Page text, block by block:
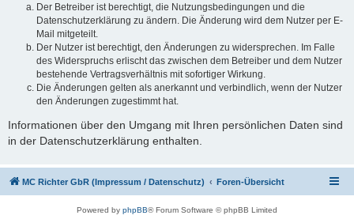
Der Betreiber ist berechtigt, die Nutzungsbedingungen und die
Datenschutzerklärung zu ändern. Die Änderung wird dem Nutzer per E-
Mail mitgeteilt.
Der Nutzer ist berechtigt, den Änderungen zu widersprechen. Im Falle
des Widerspruchs erlischt das zwischen dem Betreiber und dem Nutzer
bestehende Vertragsverhältnis mit sofortiger Wirkung.
Die Änderungen gelten als anerkannt und verbindlich, wenn der Nutzer
den Änderungen zugestimmt hat.
Informationen über den Umgang mit Ihren persönlichen Daten sind
in der Datenschutzerklärung enthalten.
MC Richter GbR (Impressum / Datenschutz) Foren-Übersicht
Powered by phpBB® Forum Software © phpBB Limited